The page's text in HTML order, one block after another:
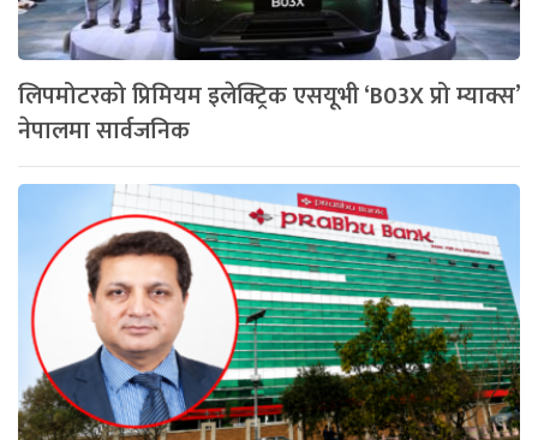
लिपमोटरको प्रिमियम इलेक्ट्रिक एसयूभी ‘B03X प्रो म्याक्स’
नेपालमा सार्वजनिक